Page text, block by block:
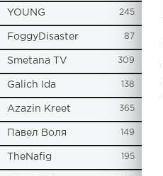
YOUNG 245
FoggyDisaster 87
Smetana TV 309
Galich Ida 138
Azazin Kreet 365
Павел Воля 149
TheNafig 195